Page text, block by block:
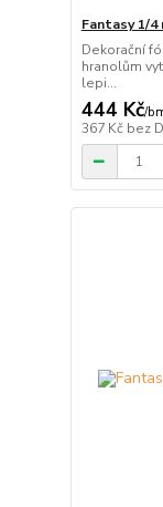
Fantasy 1/4
Dekorační
hranolům
lepi...
444 Kč/
367 Kč bez